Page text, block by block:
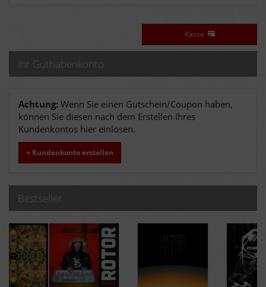
Kasse
Ihr Guthabenkonto
Achtung: Wenn Sie einen Gutschein/Coupon haben,
können Sie diesen nach dem Erstellen Ihres
Kundenkontos hier einlösen.
» Kundenkonto erstellen
Bestseller